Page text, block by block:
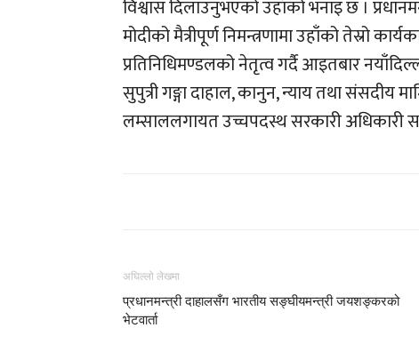
विश्वास दिलाउनुभएको उहाँको भनाइ छ ।
मोदीको मैत्रीपूर्ण निमन्त्रणामा उहाँको तेस्रो
प्रतिनिधिमण्डलको नेतृत्व गर्दै आइतबार
सुपुत्री गङ्गा दाहाल, कानुन, न्याय तथा संसदीय
लम्साललगायत उच्चपदस्थ सरकारी अधिकारी
अघिल्लो लेखमा
प्रधानमन्त्री दाहालसँग भारतीय सङ्घीयमन्त्री जयशङ्करको
भेटवार्ता